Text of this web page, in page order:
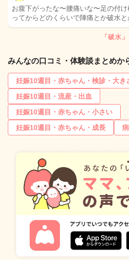
お腹下がったな〜腰痛いな〜足の付
ってからどのくらいで陣痛とか破水
「破水
みんなの口コミ・体験談まとめか
妊娠10週目・赤ちゃん・検診・大き
妊娠10週目・流産・出血
妊娠10週目・赤ちゃん・小さい
妊娠10週目・赤ちゃん・成長